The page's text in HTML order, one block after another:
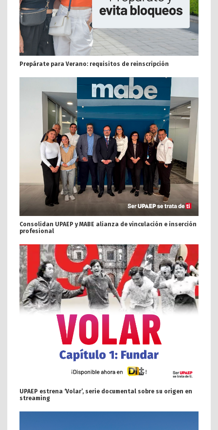
Prepárate para Verano: requisitos de reinscripción
Consolidan UPAEP y MABE alianza de vinculación e inserción
profesional
UPAEP estrena ‘Volar’, serie documental sobre su origen en
streaming